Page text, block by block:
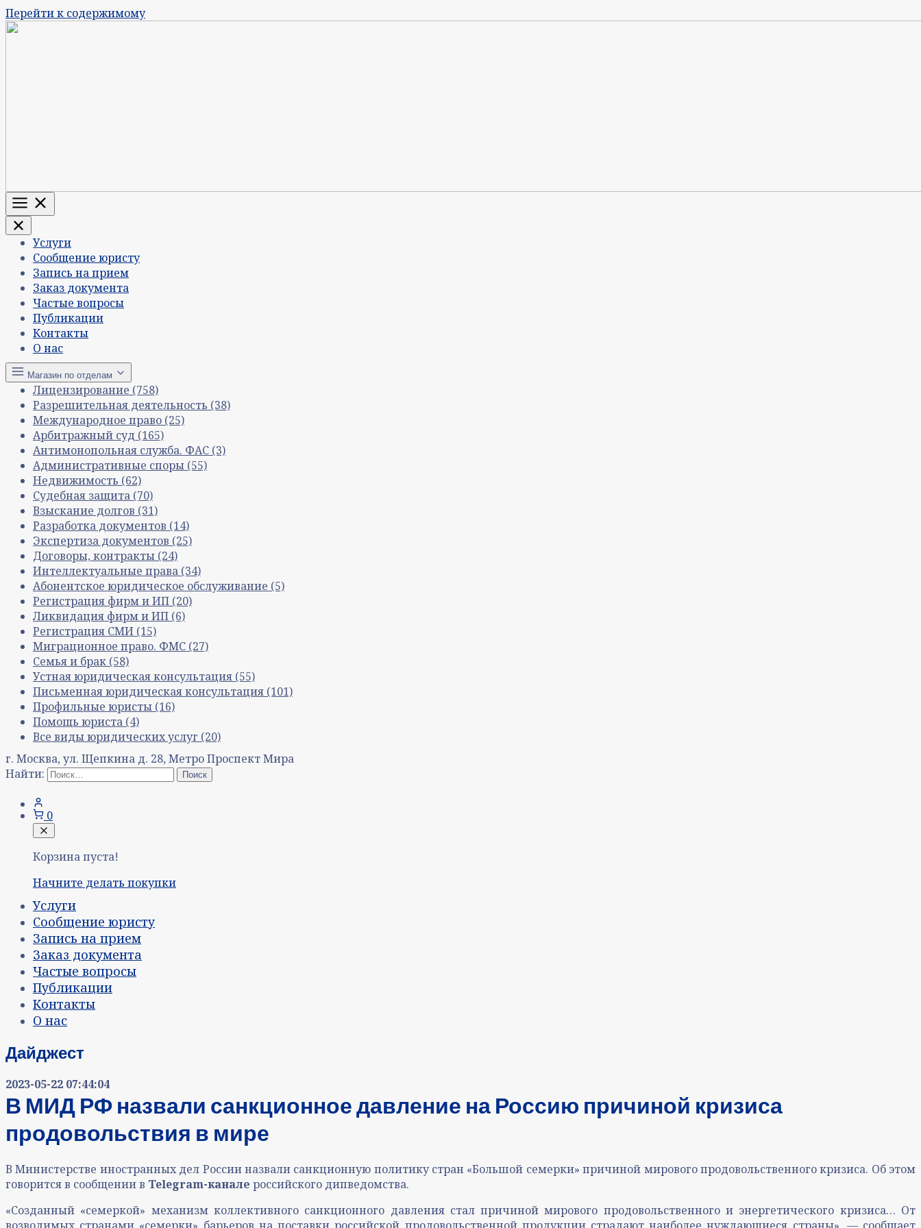
Перейти к содержимому
Меню
Услуги
Сообщение юристу
Запись на прием
Заказ документа
Частые вопросы
Публикации
Контакты
О нас
Магазин по отделам
Лицензирование (758)
Разрешительная деятельность (38)
Международное право (25)
Арбитражный суд (165)
Антимонопольная служба. ФАС (3)
Административные споры (55)
Недвижимость (62)
Судебная защита (70)
Взыскание долгов (31)
Разработка документов (14)
Экспертиза документов (25)
Договоры, контракты (24)
Интеллектуальные права (34)
Абонентское юридическое обслуживание (5)
Регистрация фирм и ИП (20)
Ликвидация фирм и ИП (6)
Регистрация СМИ (15)
Миграционное право. ФМС (27)
Семья и брак (58)
Устная юридическая консультация (55)
Письменная юридическая консультация (101)
Профильные юристы (16)
Помощь юриста (4)
Все виды юридических услуг (20)
г. Москва, ул. Щепкина д. 28, Метро Проспект Мира
Найти:
0
Корзина пуста!
Начните делать покупки
Услуги
Сообщение юристу
Запись на прием
Заказ документа
Частые вопросы
Публикации
Контакты
О нас
Дайджест
2023-05-22 07:44:04
В МИД РФ назвали санкционное давление на Россию причиной кризиса
продовольствия в мире
В Министерстве иностранных дел России назвали санкционную политику стран «Большой семерки» причиной мирового продовольственного кризиса. Об этом
говорится в сообщении в Telegram-канале российского дипведомства.
«Созданный «семеркой» механизм коллективного санкционного давления стал причиной мирового продовольственного и энергетического кризиса… От